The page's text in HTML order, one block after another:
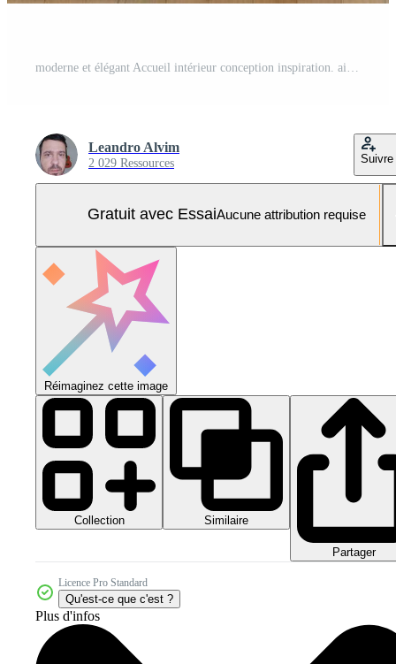
Leandro Alvim
2 029 Ressources Suivre
Gratuit avec EssaiAucune attribution requise
Réimaginez cette image
Collection Similaire
Partager
Licence Pro Standard
Qu'est-ce que c'est ?
Plus d'infos